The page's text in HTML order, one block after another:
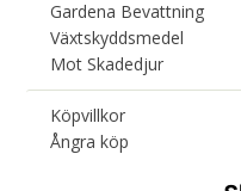
Gardena Bevattning
Växtskyddsmedel
Mot Skadedjur
Köpvillkor
Ångra köp